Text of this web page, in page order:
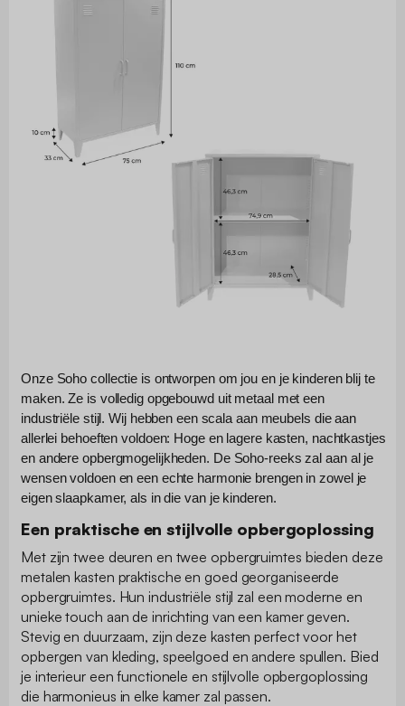
Onze Soho collectie is ontworpen om jou en je kinderen blij te
maken. Ze is volledig opgebouwd uit metaal met een
industriële stijl. Wij hebben een scala aan meubels die aan
allerlei behoeften voldoen: Hoge en lagere kasten, nachtkastjes
en andere opbergmogelijkheden. De Soho-reeks zal aan al je
wensen voldoen en een echte harmonie brengen in zowel je
eigen slaapkamer, als in die van je kinderen.
Een praktische en stijlvolle opbergoplossing
Met zijn twee deuren en twee opbergruimtes bieden deze
metalen kasten praktische en goed georganiseerde
opbergruimtes. Hun industriële stijl zal een moderne en
unieke touch aan de inrichting van een kamer geven.
Stevig en duurzaam, zijn deze kasten perfect voor het
opbergen van kleding, speelgoed en andere spullen. Bied
je interieur een functionele en stijlvolle opbergoplossing
die harmonieus in elke kamer zal passen.